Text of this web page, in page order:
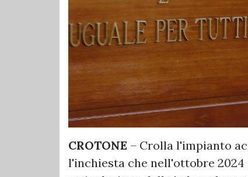
CROTONE – Crolla l'impianto
l'inchiesta che nell'ottobre